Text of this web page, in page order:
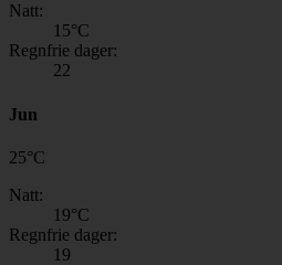
Natt:
15°C
Regnfrie dager:
22
Jun
25°C
Natt:
19°C
Regnfrie dager:
19